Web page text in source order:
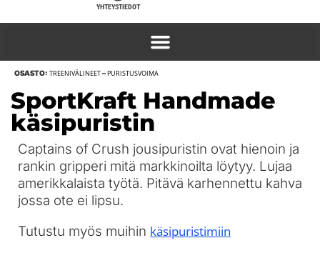
YHTEYSTIEDOT
OSASTO: TREENIVÄLINEET–PURISTUSVOIMA
SportKraft Handmade
käsipuristin
Captains of Crush jousipuristin ovat hienoin ja
rankin gripperi mitä markkinoilta löytyy. Lujaa
amerikkalaista työtä. Pitävä karhennettu kahva
jossa ote ei lipsu.
Tutustu myös muihin käsipuristimiin